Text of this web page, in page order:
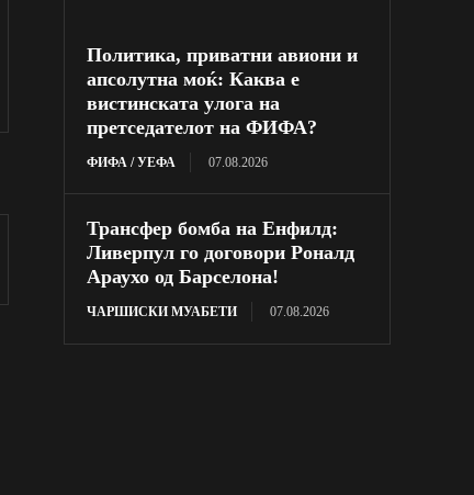
Политика, приватни авиони и
апсолутна моќ: Каква е
вистинската улога на
претседателот на ФИФА?
ФИФА / УЕФА 07.08.2026
Трансфер бомба на Енфилд:
Ливерпул го договори Роналд
Араухо од Барселона!
ЧАРШИСКИ МУАБЕТИ 07.08.2026